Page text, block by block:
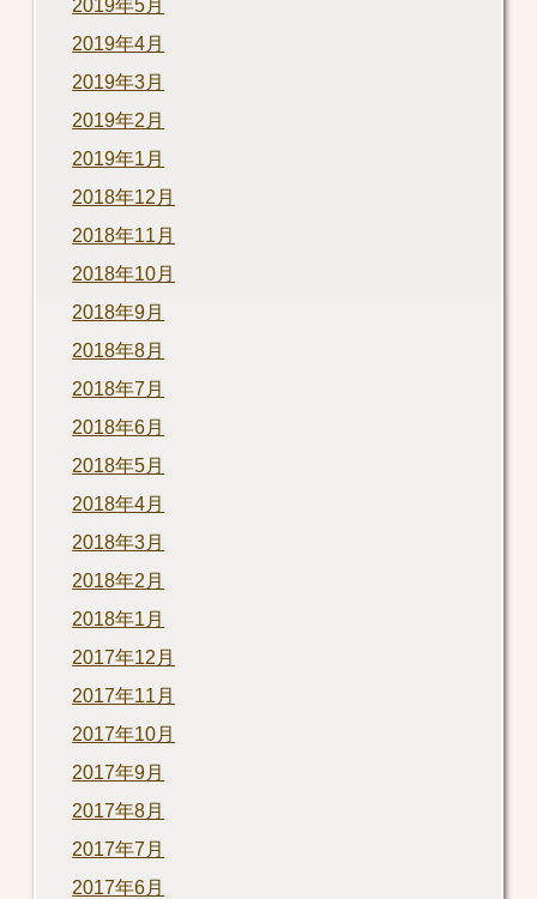
2019年5月
2019年4月
2019年3月
2019年2月
2019年1月
2018年12月
2018年11月
2018年10月
2018年9月
2018年8月
2018年7月
2018年6月
2018年5月
2018年4月
2018年3月
2018年2月
2018年1月
2017年12月
2017年11月
2017年10月
2017年9月
2017年8月
2017年7月
2017年6月